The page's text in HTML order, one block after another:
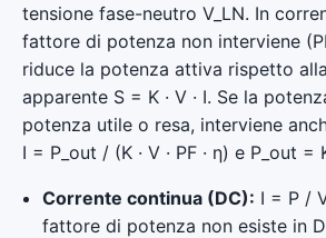
tensione fase-neutro V_LN. In
fattore di potenza non interviene
riduce la potenza attiva rispetto
apparente S = K · V · I. Se la
potenza utile o resa, interviene
I = P_out / (K · V · PF · η) e P_out = K
Corrente continua (DC): I = P /
fattore di potenza non esiste in